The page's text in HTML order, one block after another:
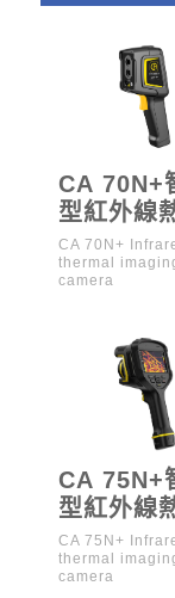
CA 70N+
型紅外線
儀
CA 70N+
thermal
camera
CA 75N+
型紅外線
儀
（-
CA 75N+
thermal
camera